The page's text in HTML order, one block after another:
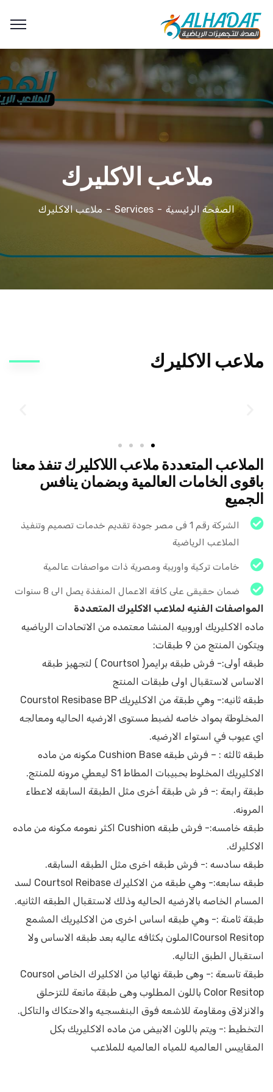
ملاعب الاكليرك
الصفحة الرئيسية Services ملاعب الاكليرك
ملاعب الاكليرك
الملاعب المتعددة ملاعب اللاكليرك تنفذ معنا
باقوى الخامات العالمية وبضمان ينافس
الجميع
الشركة رقم 1 فى مصر جودة تقديم خدمات تصميم وتنفيذ
الملاعب الرياضية
خامات تركية واوربية ومصرية ذات مواصفات عالمية
ضمان حقيقى على كافة الاعمال المنفذة يصل الى 8 سنوات
المواصفات الفنيه لملاعب الاكليرك المتعددة
ماده الاكليريك اوروبيه المنشا معتمده من الاتحادات الرياضيه
ويتكون المنتج من 9 طبقات:
طبقه أولى:- فرش طبقه برايمر( Courtsol ) لتجهيز طبقه
الاساس لاستقبال اولى طبقات المنتج
طبقه ثانيه:- وهي طبقة من الاكليريك Courstol Resibase BP
المخلوطة بمواد خاصه لضبط مستوى الارضيه الحاليه ومعالجه
اي عيوب في استواء الارضيه.
طبقه ثالثه : – فرش طبقه Cushion Base مكونه من ماده
الاكليريك المخلوط بحبيبات المطاط S1 ليعطي مرونه للمنتج.
طبقة رابعة :- فر ش طبقة أخرى مثل الطبقة السابقه لاعطاء
المرونه.
طبقه خامسه:- فرش طبقه Cushion اكثر نعومه مكونه من ماده
الاكليرك.
طبقه سادسه :- فرش طبقه اخرى مثل الطبقه السابقه.
طبقه سابعه:- وهي طبقه من الاكليرك Courtsol Reibase لسد
المسام الخاصه بالارضيه الحاليه وذلك لاستقبال الطبقه الثانيه.
طبقة ثامنة :- وهي طبقه اساس اخرى من الاكليريك المشمع
Coursol Resitopالملون بكثافه عاليه بعد طبقه الاساس ولا
استقبال الطبق التاليه.
طبقة تاسعة :- وهى طبقة نهائيا من الاكليرك الخاص Coursol
Color Resitop باللون المطلوب وهى طبقة مانعة للتزحلق
والانزلاق ومقاومة للاشعه فوق البنفسجيه والاحتكاك والتاكل.
التخطيط :- ويتم باللون الابيض من ماده الاكليريك بكل
المقاييس العالميه للمياه العالميه للملاعب